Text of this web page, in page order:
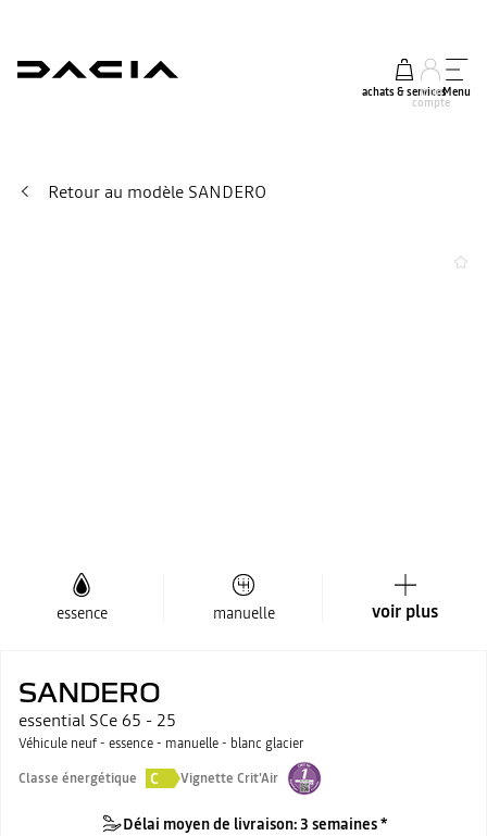
achats & services
mon
compte
Menu
Retour au modèle SANDERO
essence manuelle voir plus
SANDERO
essential SCe 65 - 25
Véhicule neuf - essence - manuelle - blanc glacier
Classe énergétique
C Vignette Crit'Air
Délai moyen de livraison: 3 semaines *